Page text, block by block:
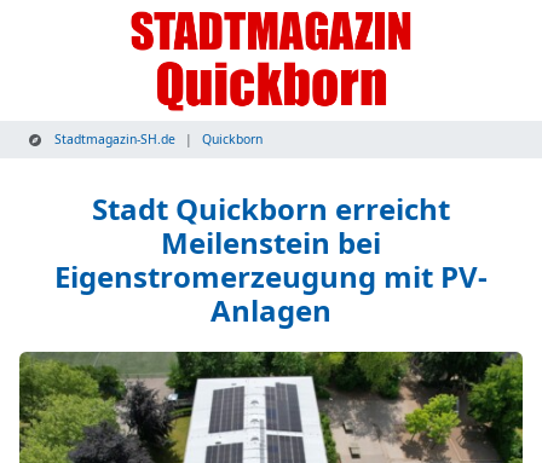
Stadtmagazin-SH.de Quickborn
Stadt Quickborn erreicht
Meilenstein bei
Eigenstromerzeugung mit PV-
Anlagen